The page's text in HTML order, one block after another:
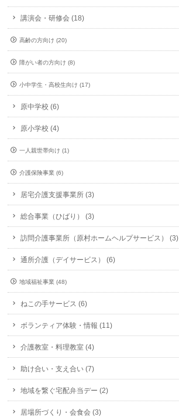
講演会・研修会 (18)
高齢の方向け (20)
障がい者の方向け (8)
小中学生・高校生向け (17)
原中学校 (6)
原小学校 (4)
一人親世帯向け (1)
介護保険事業 (6)
居宅介護支援事業所 (3)
総合事業（ひばり） (3)
訪問介護事業所（原村ホームヘルプサービス） (3)
通所介護（デイサービス） (6)
地域福祉事業 (48)
ねこの手サービス (6)
ボランティア体験・情報 (11)
介護教室・料理教室 (4)
助け合い・支え合い (7)
地域を繋ぐ宅配弁当デー (2)
居場所づくり・会食会 (3)